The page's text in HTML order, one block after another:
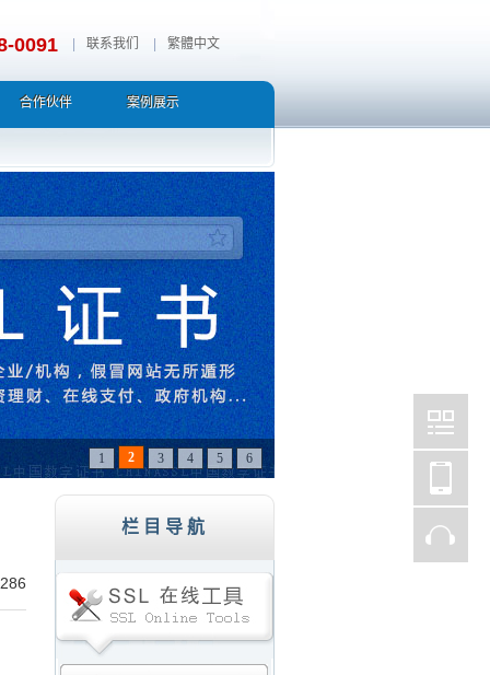
0091 联系我们 繁體中文
合作伙伴 案例展示
网站、证券、金融机构、投资理财、在线支
1 2 3 4 5 6
栏目导航